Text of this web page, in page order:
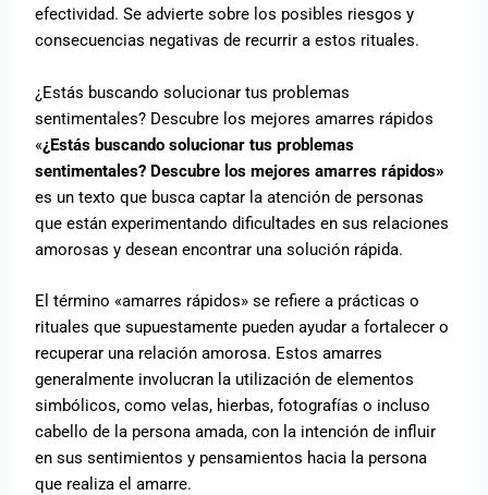
efectividad. Se advierte sobre los posibles riesgos y
consecuencias negativas de recurrir a estos rituales.
¿Estás buscando solucionar tus problemas
sentimentales? Descubre los mejores amarres rápidos
«¿Estás buscando solucionar tus problemas
sentimentales? Descubre los mejores amarres rápidos»
es un texto que busca captar la atención de personas
que están experimentando dificultades en sus relaciones
amorosas y desean encontrar una solución rápida.
El término «amarres rápidos» se refiere a prácticas o
rituales que supuestamente pueden ayudar a fortalecer o
recuperar una relación amorosa. Estos amarres
generalmente involucran la utilización de elementos
simbólicos, como velas, hierbas, fotografías o incluso
cabello de la persona amada, con la intención de influir
en sus sentimientos y pensamientos hacia la persona
que realiza el amarre.